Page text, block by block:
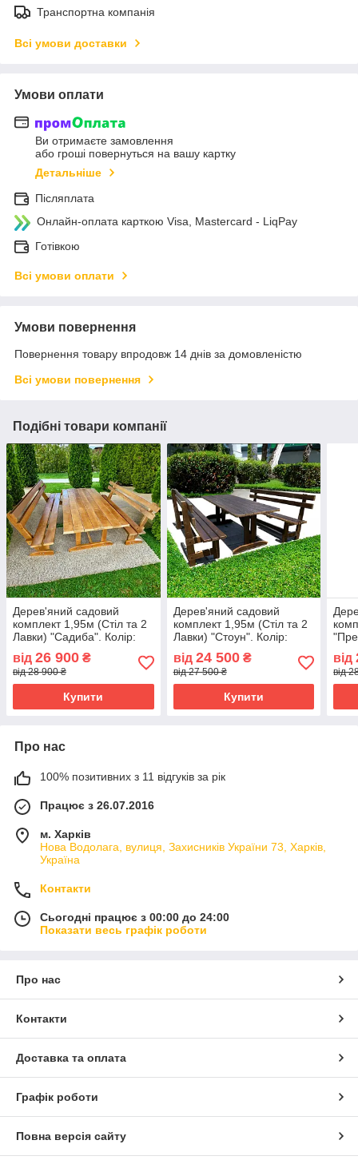
Транспортна компанія
Всі умови доставки
Умови оплати
Ви отримаєте замовлення
або гроші повернуться на вашу картку
Детальніше
Післяплата
Онлайн-оплата карткою Visa, Mastercard - LiqPay
Готівкою
Всі умови оплати
Умови повернення
Повернення товару впродовж 14 днів за домовленістю
Всі умови повернення
Подібні товари компанії
Дерев'яний садовий
комплект 1,95м (Стіл та 2
Лавки) "Садиба". Колір:
від 26 900 ₴
від 28 900 ₴
Купити
Дерев'яний садовий
комплект 1,95м (Стіл та 2
Лавки) "Стоун". Колір:
від 24 500₴
від 27 500 ₴
Купити
від
від
Про нас
100% позитивних з 11 відгуків за рік
Працює з 26.07.2016
м. Харків
Нова Водолага, вулиця, Захисників України 73, Харків,
Україна
Контакти
Сьогодні працює з 00:00 до 24:00
Показати весь графік роботи
Про нас
Контакти
Доставка та оплата
Графік роботи
Повна версія сайту